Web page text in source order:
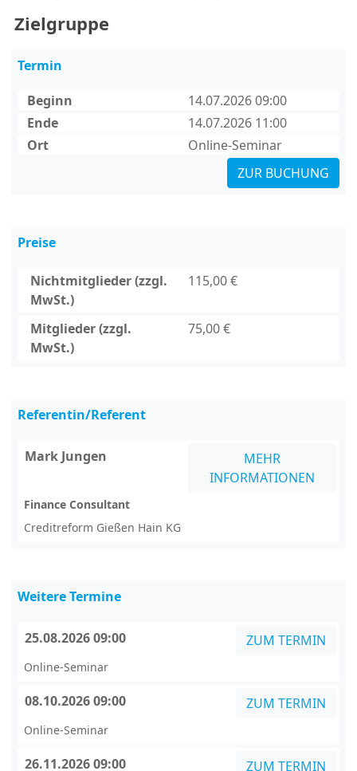
Zielgruppe
Termin
Beginn
14.07.2026 09:00
Ende
14.07.2026 11:00
Ort
Online-Seminar
ZUR BUCHUNG
Preise
Nichtmitglieder (zzgl.
MwSt.)
115,00 €
Mitglieder (zzgl.
MwSt.)
75,00 €
Referentin/Referent
Mark Jungen
MEHR
INFORMATIONEN
Finance Consultant
Creditreform Gießen Hain KG
Weitere Termine
25.08.2026 09:00 ZUM TERMIN
Online-Seminar
08.10.2026 09:00 ZUM TERMIN
Online-Seminar
26.11.2026 09:00 ZUM TERMIN